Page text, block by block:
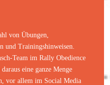
von Übungen,
und Trainingshinweisen.
Team im Rally Obedience
eine ganze Menge
vor allem im Social Media